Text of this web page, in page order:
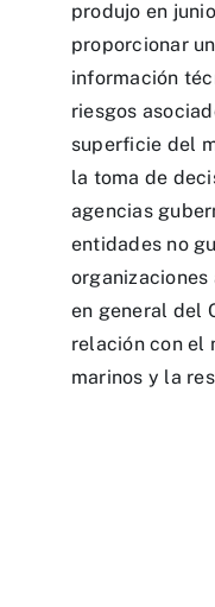
produjo en
proporcionar
información
riesgos
superficie del
la toma de
agencias
entidades no
en general del
relación con el
marinos y la